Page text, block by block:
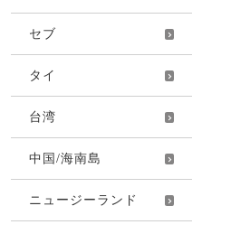
セブ
タイ
台湾
中国/海南島
ニュージーランド